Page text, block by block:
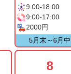
9:00-18:00
9:00-17:00
2000円
5月末～6月中
8